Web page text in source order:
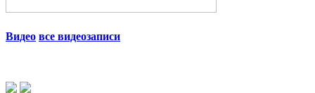
Видео все видеозаписи